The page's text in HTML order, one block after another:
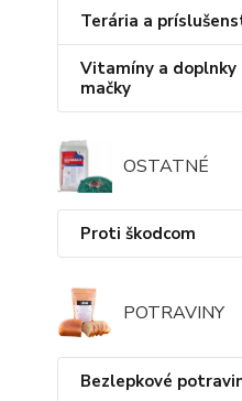
Terária a
Vitamíny a doplnky
mačky
OSTATNÉ
Proti škodcom
POTRAVINY
Bezlepkové